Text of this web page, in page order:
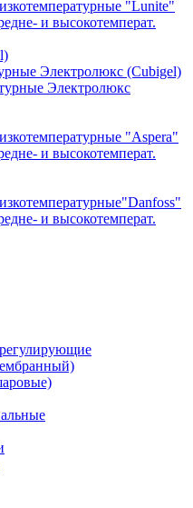
"Lunite"
и высокотемперат.
Электролюкс (Cubigel)
Электролюкс
"Aspera"
и высокотемперат.
и высокотемперат.